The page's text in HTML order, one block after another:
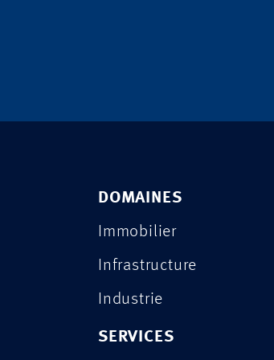
DOMAINES
Immobilier
Infrastructure
Industrie
SERVICES